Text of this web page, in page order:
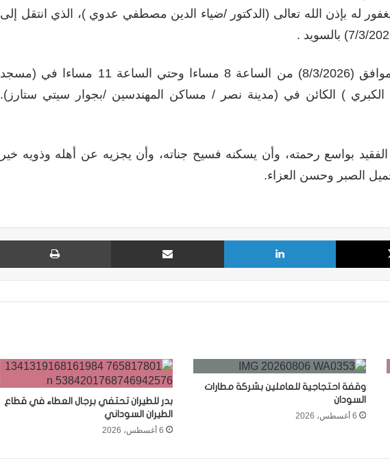
له بإذن الله تعالى (الدكتور /ضياء الدين مصطفي عدوي )، الذي انتقل إلى
وسيُقام العزاء يوم غدا (الاحد ) الموافق (8/3/2026) من الساعة 8 مساءا وحتي الساعة 11 مساءا في (مسجد
) الكائن في (مدينة نصر / مساكن المهندسين /بجوار سيتي ستارز).
بواسع رحمته، وأن يسكنه فسيح جناته، وأن يجزيه عن أهله وذويه خير
الصبر وحسن العزاء.
X لينكدإن مشاركة عبر البريد
وقفة احتجاجية للعاملين بشركة مطارات
السودان
6 أغسطس، 2026
بدر للطيران تحتفي برجال العطاء في قطاع
الطيران السوداني
6 أغسطس، 2026